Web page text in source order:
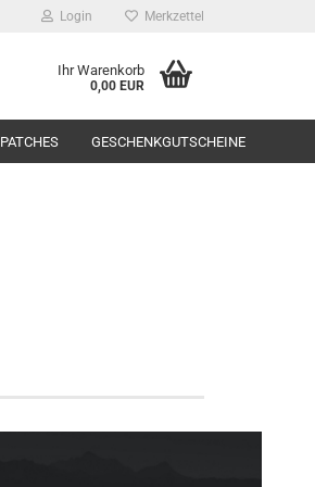
Login Merkzettel
Ihr Warenkorb
0,00 EUR
PATCHES GESCHENKGUTSCHEINE